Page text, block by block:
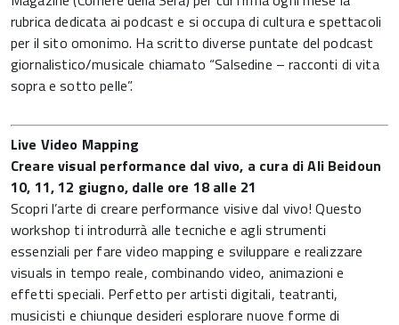
rubrica dedicata ai podcast e si occupa di cultura e spettacoli
per il sito omonimo. Ha scritto diverse puntate del podcast
giornalistico/musicale chiamato “Salsedine – racconti di vita
sopra e sotto pelle”.
Live Video Mapping
Creare visual performance dal vivo, a cura di Ali Beidoun
10, 11, 12 giugno, dalle ore 18 alle 21
Scopri l’arte di creare performance visive dal vivo! Questo
workshop ti introdurrà alle tecniche e agli strumenti
essenziali per fare video mapping e sviluppare e realizzare
visuals in tempo reale, combinando video, animazioni e
effetti speciali. Perfetto per artisti digitali, teatranti,
musicisti e chiunque desideri esplorare nuove forme di